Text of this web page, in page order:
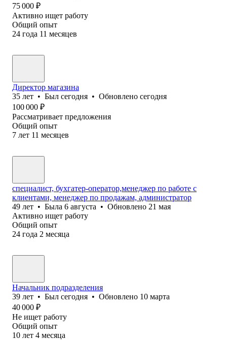
75 000 ₽
Активно ищет работу
Общий опыт
24 года 11 месяцев
Директор магазина
35 лет • Был сегодня • Обновлено сегодня
100 000 ₽
Рассматривает предложения
Общий опыт
7 лет 11 месяцев
специалист, бухгатер-оператор,менеджер по работе с
клиентами, менеджер по продажам, администратор
49 лет • Была 6 августа • Обновлено 21 мая
Активно ищет работу
Общий опыт
24 года 2 месяца
Начальник подразделения
39 лет • Был сегодня • Обновлено 10 марта
40 000 ₽
Не ищет работу
Общий опыт
10 лет 4 месяца